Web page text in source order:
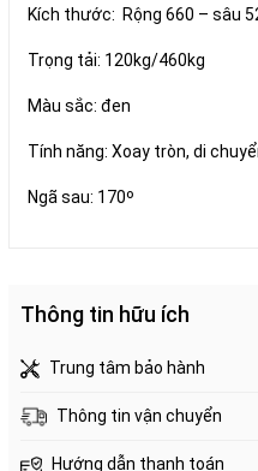
Kích thước: Rộng 660 – sâu
Trọng tải: 120kg/460kg
Màu sắc: đen
Tính năng: Xoay tròn, di
Ngã sau: 170ᵒ
Thông tin hữu ích
Trung tâm bảo hành
Thông tin vận chuyển
Hướng dẫn thanh toán